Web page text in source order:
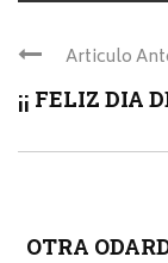
Articulo
¡¡ FELIZ DIA
OTRA